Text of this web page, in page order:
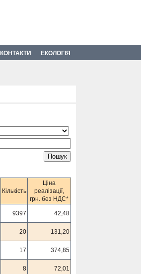
КОНТАКТИ ЕКОЛОГІЯ
Кількість
Ціна
реалізації,
грн. без НДС*
9397 42,48
20 131,20
17 374,85
8 72,01